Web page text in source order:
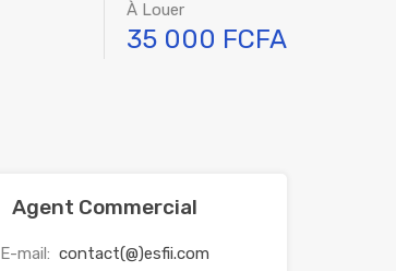
À Louer
35 000 FCFA
Agent Commercial
E-mail: contact(@)esfii.com